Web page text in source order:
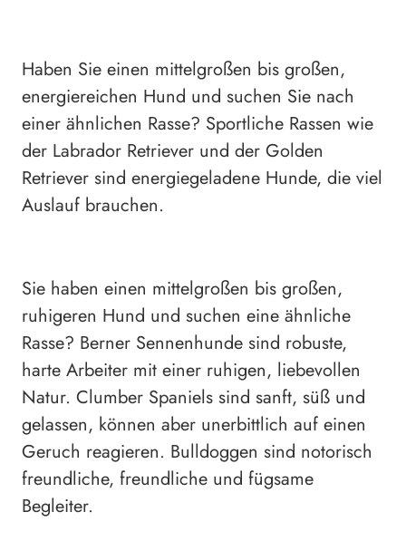
Haben Sie einen mittelgroßen bis großen,
energiereichen Hund und suchen Sie nach
einer ähnlichen Rasse? Sportliche Rassen wie
der Labrador Retriever und der Golden
Retriever sind energiegeladene Hunde, die viel
Auslauf brauchen.
Sie haben einen mittelgroßen bis großen,
ruhigeren Hund und suchen eine ähnliche
Rasse? Berner Sennenhunde sind robuste,
harte Arbeiter mit einer ruhigen, liebevollen
Natur. Clumber Spaniels sind sanft, süß und
gelassen, können aber unerbittlich auf einen
Geruch reagieren. Bulldoggen sind notorisch
freundliche, freundliche und fügsame
Begleiter.